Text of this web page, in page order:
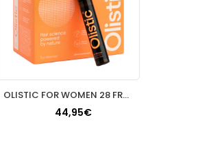
OLISTIC FOR WOMEN 28 FRASCOS 25 ML
44,95€